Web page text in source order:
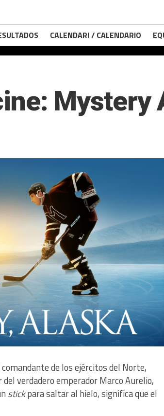
CALENDARI / CALENDARIO
Mystery
comandante de los ejércitos del Norte,
verdadero emperador Marco Aurelio,
stickpara saltar al hielo, significa que el